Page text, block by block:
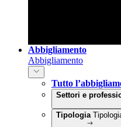
Abbigliamento
Abbigliamento
Tutto
Settori e
Tipologia